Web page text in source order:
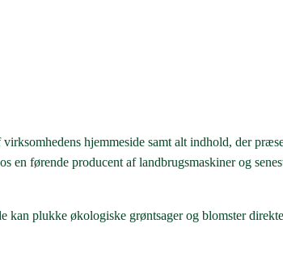
hjemmeside samt alt indhold, der
en førende producent af landbrugsmaskiner og
kan plukke økologiske grøntsager og blomster